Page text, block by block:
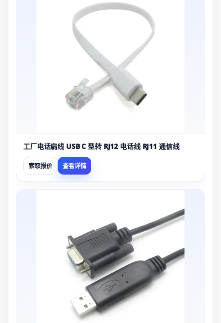
工厂电话扁线 USB C 型转 RJ12 电话线 RJ11 通信线
索取报价 查看详情